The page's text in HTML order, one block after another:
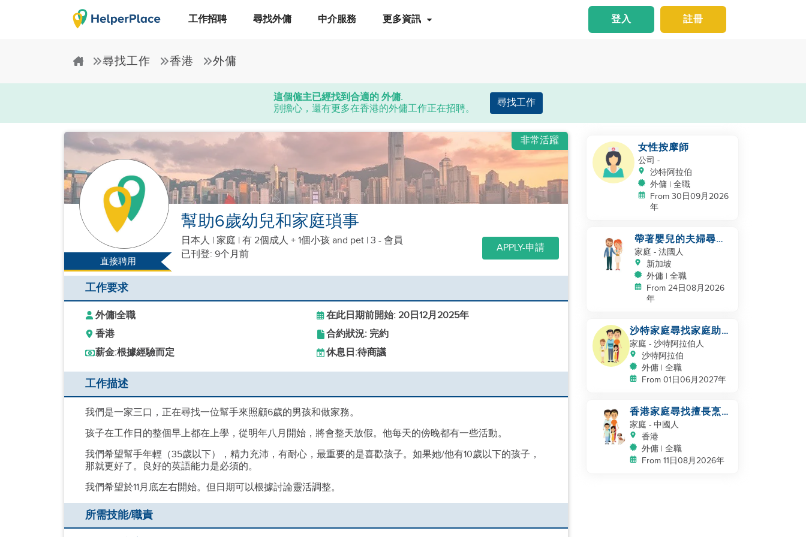
工作招聘 尋找外傭 中介服務 更多資訊 註冊
登入
尋找工作 香港 外傭
這個僱主已經找到合適的 外傭.
別擔心，還有更多在香港的外傭工作正在招聘。
尋找工作
直接聘用
非常活躍
幫助6歲幼兒和家庭瑣事
日本人 | 家庭 | 有 2個成人 + 1個小孩 and pet | 3 - 會員
已刊登: 9个月前
APPLY-申請
工作要求
外傭|全職
在此日期前開始: 20日12月2025年
香港
合約狀況: 完約
薪金:根據經驗而定 休息日:待商議
工作描述
我們是一家三口，正在尋找一位幫手來照顧6歲的男孩和做家務。
孩子在工作日的整個早上都在上學，從明年八月開始，將會整天放假。他每天的傍晚都有一些活動。
我們希望幫手年輕（35歲以下），精力充沛，有耐心，最重要的是喜歡孩子。如果她/他有10歲以下的孩子，
那就更好了。良好的英語能力是必須的。
我們希望於11月底左右開始。但日期可以根據討論靈活調整。
所需技能/職責
女性按摩師
公司 -
沙特阿拉伯
外傭 | 全職
From 30日09月2026
年
帶著嬰兒的夫婦尋找
幫手
家庭 - 法國人
新加坡
外傭 | 全職
From 24日08月2026
年
沙特家庭尋找家庭助
理，保姆
家庭 - 沙特阿拉伯人
沙特阿拉伯
外傭 | 全職
From 01日06月2027年
香港家庭尋找擅長烹飪
的幫手
家庭 - 中國人
香港
外傭 | 全職
From 11日08月2026年